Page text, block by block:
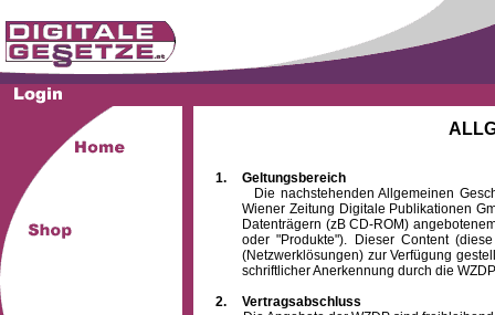
1.
Geltungsbereich
Die nachstehenden Allgemeinen
Wiener Zeitung Digitale Publikationen
Datenträgern (zB CD-ROM)
oder "Produkte"). Dieser Content
(Netzwerklösungen) zur Verfügung
schriftlicher Anerkennung durch die
2.
Vertragsabschluss